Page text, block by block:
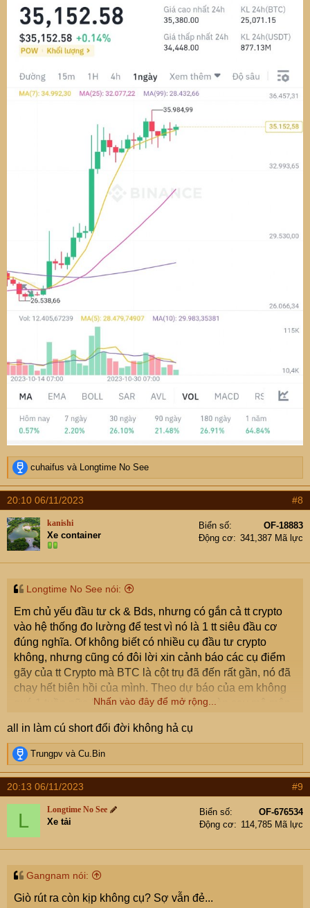
R
e
a
c
t
i
o
n
s
cuhaifus và Longtime No See
20:10 06/11/2023 #8
kanishi
Xe container
Biển số
OF-18883
Động cơ
341,387 Mã lực
Longtime No See nói:
Em chủ yếu đầu tư ck & Bds, nhưng có gắn cả tt crypto
vào hệ thống đo lường để test vì nó là 1 tt siêu đầu cơ
đúng nghĩa. Of không biết có nhiều cụ đầu tư crypto
không, nhưng cũng có đôi lời xin cảnh báo các cụ điểm
gãy của tt Crypto mà BTC là cột trụ đã đến rất gần, nó đã
chạy hết biên hồi của mình. Theo dự báo của em không
quá 1 tuần nữa là tt này sập gãy, các cụ còn say mê môn
chảy ra sàn nước ngoài thì khổ.
Thân!
Nhấn vào đây để mở rộng...
all in làm cú short đổi đời không hả cụ
R
e
a
c
t
n
s
Trungpv và Cu.Bin
20:13 06/11/2023 #9
L Longtime No See
Xe tải
Biển số
OF-676534
Động cơ
114,785 Mã lực
Gangnam nói:
Giò rút ra còn kịp không cụ? Sợ vẫn đẻ...